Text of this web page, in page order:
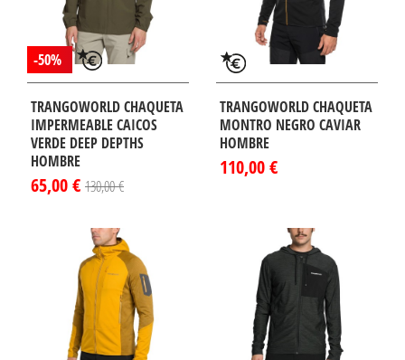
-50%
TRANGOWORLD CHAQUETA
IMPERMEABLE CAICOS
VERDE DEEP DEPTHS
HOMBRE
65,00 € 130,00 €
TRANGOWORLD CHAQUETA
MONTRO NEGRO CAVIAR
HOMBRE
110,00 €